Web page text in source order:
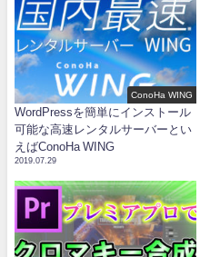
ConoHa WING
WordPressを簡単にインストール
可能な高速レンタルサーバーとい
えばConoHa WING
2019.07.29